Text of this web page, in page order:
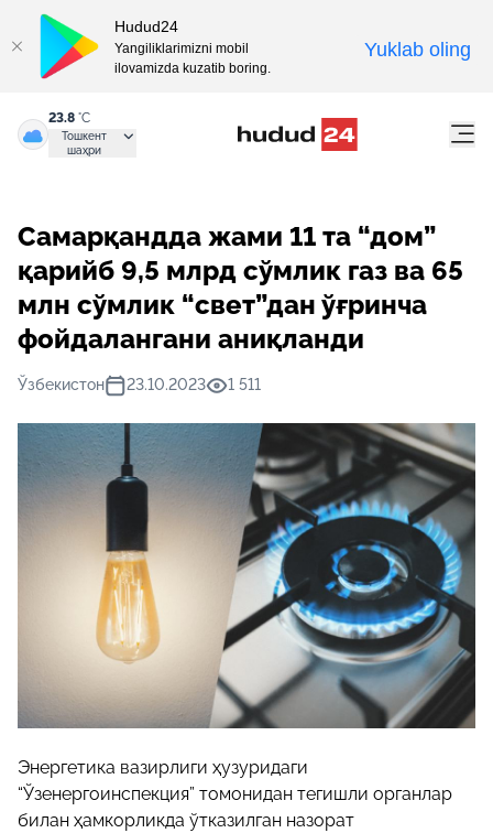
23.8 °C
Тошкент
шаҳри
Самарқандда жами 11 та “дом”
қарийб 9,5 млрд сўмлик газ ва 65
млн сўмлик “свет”дан ўғринча
фойдалангани аниқланди
Ўзбекистон 23.10.2023 1 511
Энергетика вазирлиги ҳузуридаги
“Ўзенергоинспекция” томонидан тегишли органлар
билан ҳамкорликда ўтказилган назорат
Hudud24
Yangiliklarimizni mobil
ilovamizda kuzatib boring.
Yuklab oling